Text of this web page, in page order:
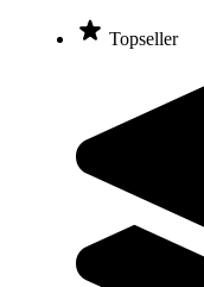
Topseller
Hockeyschläger
Finden Sie den idealen
Kaufberatung
optimalen Schlägerform,